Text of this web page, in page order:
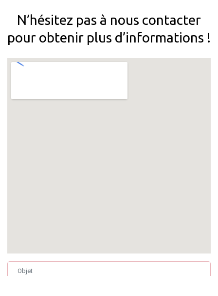
N’hésitez pas à nous contacter
pour obtenir plus d’informations !